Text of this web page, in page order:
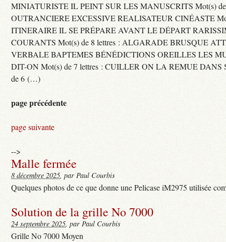
MINIATURISTE IL PEINT SUR LES MANUSCRITS Mot(s) de
OUTRANCIERE EXCESSIVE REALISATEUR CINÉASTE
ITINERAIRE IL SE PRÉPARE AVANT LE DÉPART
COURANTS Mot(s) de 8 lettres : ALGARADE BRUSQUE
VERBALE BAPTEMES BÉNÉDICTIONS OREILLES LES
DIT-ON Mot(s) de 7 lettres : CUILLER ON LA REMUE DANS
de 6 (…)
page précédente
page suivante
-->
Malle fermée
8 décembre 2025, par Paul Courbis
Quelques photos de ce que donne une Pelicase iM2975 utilisée
Solution de la grille No 7000
24 septembre 2025, par Paul Courbis
Grille No 7000 Moyen